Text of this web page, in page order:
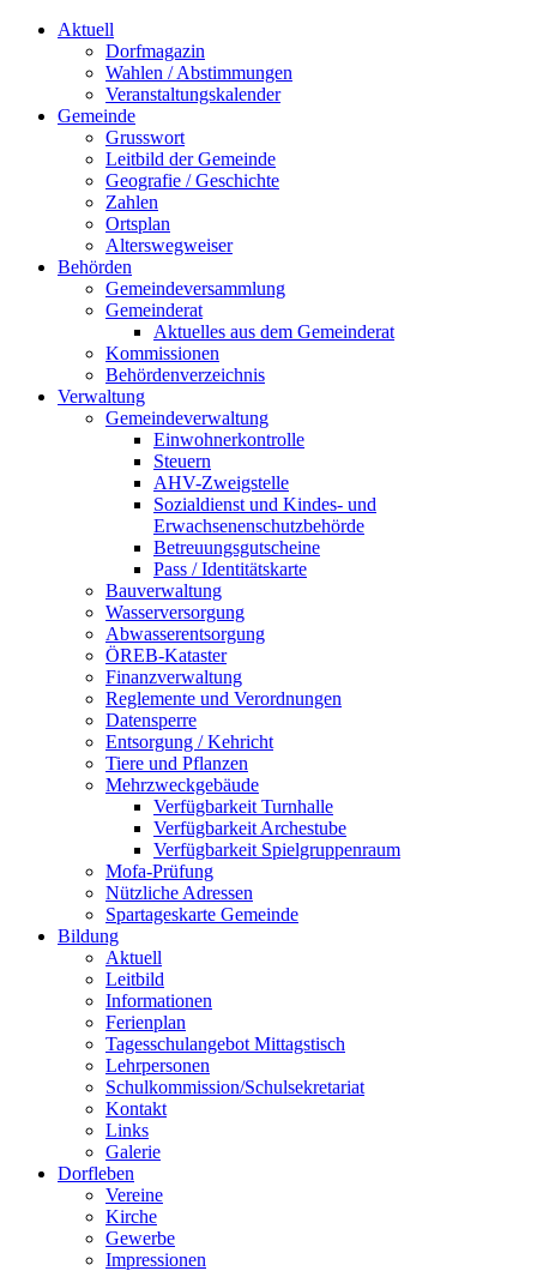
Aktuell
Dorfmagazin
Wahlen / Abstimmungen
Veranstaltungskalender
Gemeinde
Grusswort
Leitbild der Gemeinde
Geografie / Geschichte
Zahlen
Ortsplan
Alterswegweiser
Behörden
Gemeindeversammlung
Gemeinderat
Aktuelles aus dem Gemeinderat
Kommissionen
Behördenverzeichnis
Verwaltung
Gemeindeverwaltung
Einwohnerkontrolle
Steuern
AHV-Zweigstelle
Sozialdienst und Kindes- und
Erwachsenenschutzbehörde
Betreuungsgutscheine
Pass / Identitätskarte
Bauverwaltung
Wasserversorgung
Abwasserentsorgung
ÖREB-Kataster
Finanzverwaltung
Reglemente und Verordnungen
Datensperre
Entsorgung / Kehricht
Tiere und Pflanzen
Mehrzweckgebäude
Verfügbarkeit Turnhalle
Verfügbarkeit Archestube
Verfügbarkeit Spielgruppenraum
Mofa-Prüfung
Nützliche Adressen
Spartageskarte Gemeinde
Bildung
Aktuell
Leitbild
Informationen
Ferienplan
Tagesschulangebot Mittagstisch
Lehrpersonen
Schulkommission/Schulsekretariat
Kontakt
Links
Galerie
Dorfleben
Vereine
Kirche
Gewerbe
Impressionen